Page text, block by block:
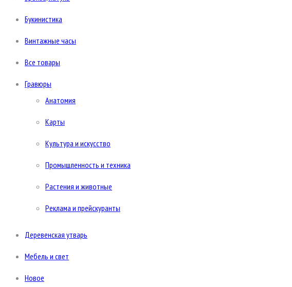
Букинистика
Винтажные часы
Все товары
Гравюры
Анатомия
Карты
Культура и искусство
Промышленность и техника
Растения и животные
Реклама и прейскуранты
Деревенская утварь
Мебель и свет
Новое